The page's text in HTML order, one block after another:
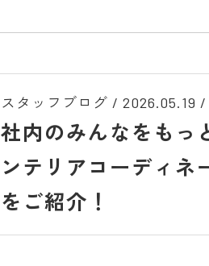
スタッフブログ / 2026.05.19 /
社内のみんなをもっ
ンテリアコーディネ
をご紹介！